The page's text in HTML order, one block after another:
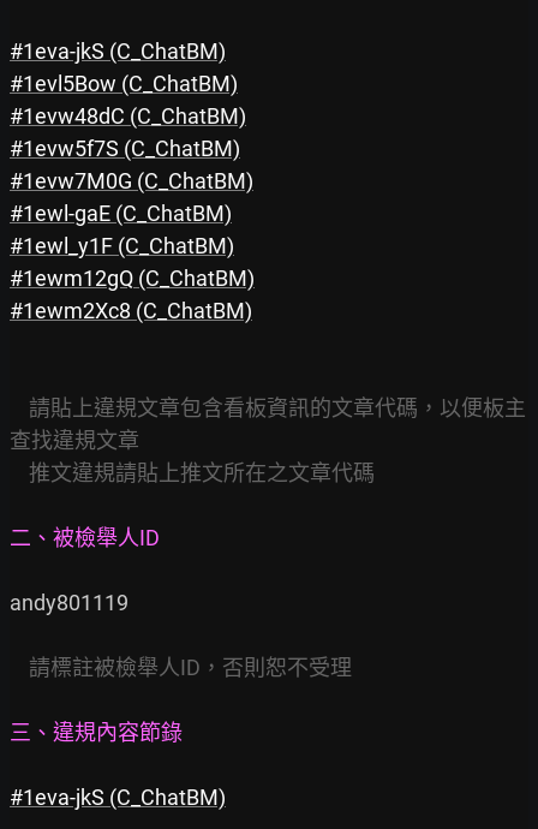
#1eva-jkS (C_ChatBM)
#1evl5Bow (C_ChatBM)
#1evw48dC (C_ChatBM)
#1evw5f7S (C_ChatBM)
#1evw7M0G (C_ChatBM)
#1ewl-gaE (C_ChatBM)
#1ewl_y1F (C_ChatBM)
#1ewm12gQ (C_ChatBM)
#1ewm2Xc8 (C_ChatBM)
請貼上違規文章包含看板資訊的文章代碼，以便板主
查找違規文章
推文違規請貼上推文所在之文章代碼
二、被檢舉人ID
andy801119
請標註被檢舉人ID，否則恕不受理
三、違規內容節錄
#1eva-jkS (C_ChatBM)